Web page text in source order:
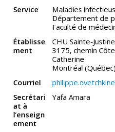
Service
Maladies
Département de
Faculté de
Établisse
ment
CHU Sainte-Justine
3175, chemin
Catherine
Montréal
Courriel
Secrétari
at à
l’enseign
ement
Yafa Amara